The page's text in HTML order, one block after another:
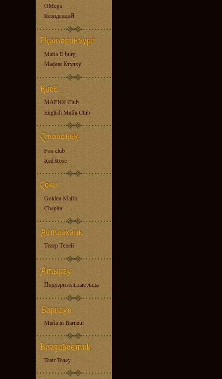
OMega
RезиденциЯ
Mafia E-burg
Мафия Ктулху
МАFИЯ Club
English Mafia Club
Fox club
Red Rose
Golden Mafia
Chaplin
Театр Теней
Подозрительные лица
Mafia in Barnaul
Teatr Teney